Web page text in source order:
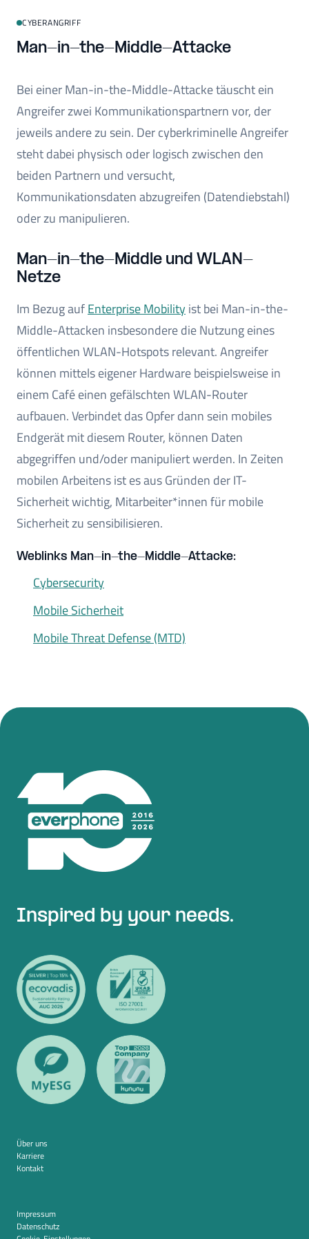
CYBERANGRIFF
Man-in-the-Middle-Attacke
Bei einer Man-in-the-Middle-Attacke täuscht ein
Angreifer zwei Kommunikationspartnern vor, der
jeweils andere zu sein. Der cyberkriminelle Angreifer
steht dabei physisch oder logisch zwischen den
beiden Partnern und versucht,
Kommunikationsdaten abzugreifen (Datendiebstahl)
oder zu manipulieren.
Man-in-the-Middle und WLAN-
Netze
Im Bezug aufEnterprise Mobilityist bei Man-in-the-
Middle-Attacken insbesondere die Nutzung eines
öffentlichen WLAN-Hotspots relevant. Angreifer
können mittels eigener Hardware beispielsweise in
einem Café einen gefälschten WLAN-Router
aufbauen. Verbindet das Opfer dann sein mobiles
Endgerät mit diesem Router, können Daten
abgegriffen und/oder manipuliert werden. In Zeiten
mobilen Arbeitens ist es aus Gründen der IT-
Sicherheit wichtig, Mitarbeiter*innen für mobile
Sicherheit zu sensibilisieren.
Weblinks Man-in-the-Middle-Attacke:
Cybersecurity
Mobile Sicherheit
Mobile Threat Defense (MTD)
Inspired by your needs.
Über uns
Karriere
Kontakt
Impressum
Datenschutz